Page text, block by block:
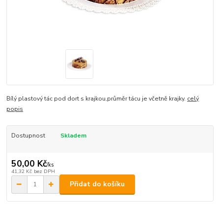
Bílý plastový tác pod dort s krajkou,průměr tácu je včetně krajky. celý
popis
Dostupnost Skladem
50,00 Kč/ks
41,32 Kč bez DPH
Přidat do košíku